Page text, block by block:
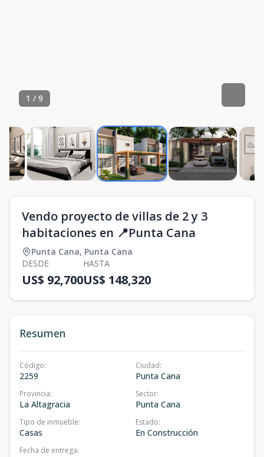
1 / 9
Vendo proyecto de villas de 2 y 3
habitaciones en 📍Punta Cana
Punta Cana, Punta Cana
DESDE
US$ 92,700
HASTA
US$ 148,320
Resumen
Código:
2259
Ciudad:
Punta Cana
Provincia:
La Altagracia
Sector:
Punta Cana
Tipo de inmueble:
Casas
Estado:
En Construcción
Fecha de entrega: